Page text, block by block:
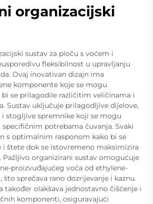
organizacijski
sustav za ploču s voćem i
fleksibilnost u upravljanju
Ovaj inovativan dizajn ima
komponente koje se mogu
se prilagodile različitim veličinama i
Sustav uključuje prilagodljive dijelove,
i stogljive spremnike koji se mogu
potrebama čuvanja. Svaki
s optimalnim rasponom kako bi se
i štete dok se istovremeno maksimizira
Pažljivo organizirani sustav omogućuje
proizvuđajućeg voća od ethylene-
sprečava rano dozrijevanje i kaznu.
također olakšava jednostavno čišćenje i
komponenti, osiguravajući